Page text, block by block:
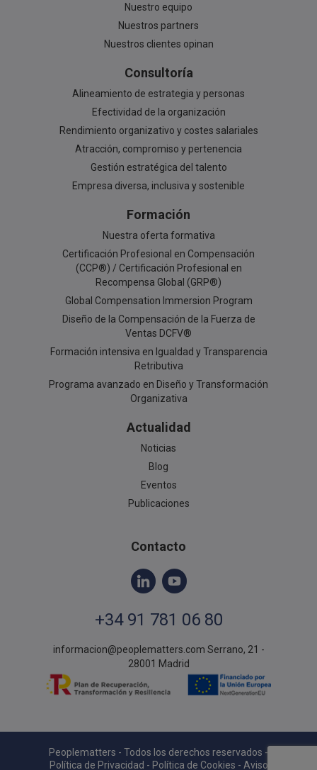
Nuestro equipo
Nuestros partners
Nuestros clientes opinan
Consultoría
Alineamiento de estrategia y personas
Efectividad de la organización
Rendimiento organizativo y costes salariales
Atracción, compromiso y pertenencia
Gestión estratégica del talento
Empresa diversa, inclusiva y sostenible
Formación
Nuestra oferta formativa
Certificación Profesional en Compensación
(CCP®) / Certificación Profesional en
Recompensa Global (GRP®)
Global Compensation Immersion Program
Diseño de la Compensación de la Fuerza de
Ventas DCFV®
Formación intensiva en Igualdad y Transparencia
Retributiva
Programa avanzado en Diseño y Transformación
Organizativa
Actualidad
Noticias
Blog
Eventos
Publicaciones
Contacto
+34 91 781 06 80
informacion@peoplematters.com Serrano, 21 -
28001 Madrid
Peoplematters - Todos los derechos reservados -
Política de Privacidad - Política de Cookies - Aviso